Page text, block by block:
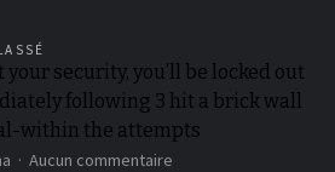
your security, you’ll be locked out
following 3 hit a brick wall
within the attempts
Aucun commentaire